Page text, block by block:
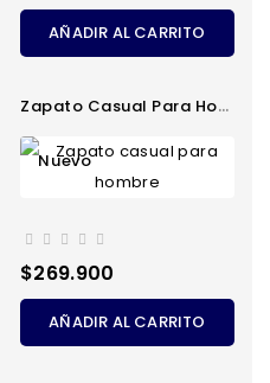
AÑADIR AL CARRITO
Zapato Casual Para Hombre
Nuevo
Precio
$269.900
AÑADIR AL CARRITO